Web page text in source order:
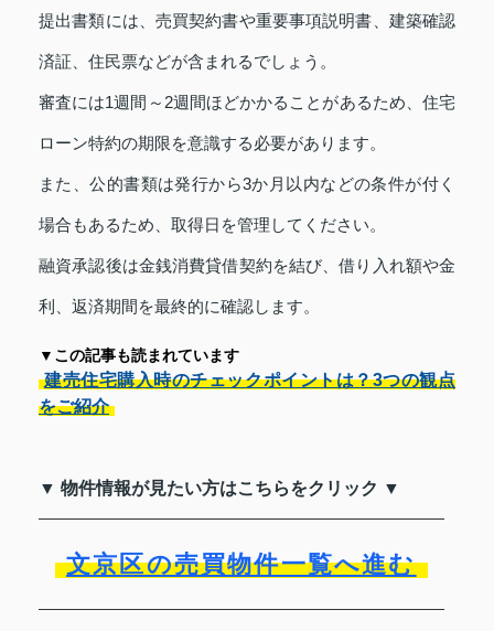
提出書類には、売買契約書や重要事項説明書、建築確認
済証、住民票などが含まれるでしょう。
審査には1週間～2週間ほどかかることがあるため、住宅
ローン特約の期限を意識する必要があります。
また、公的書類は発行から3か月以内などの条件が付く
場合もあるため、取得日を管理してください。
融資承認後は金銭消費貸借契約を結び、借り入れ額や金
利、返済期間を最終的に確認します。
▼この記事も読まれています
建売住宅購入時のチェックポイントは？3つの観点
をご紹介
▼ 物件情報が見たい方はこちらをクリック ▼
文京区の売買物件一覧へ進む